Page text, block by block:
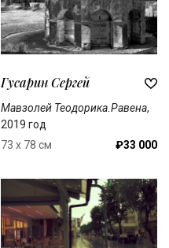
Гусарин Сергей
Мавзолей Теодорика.Равена,
2019 год
73 x 78 см
₽33 000